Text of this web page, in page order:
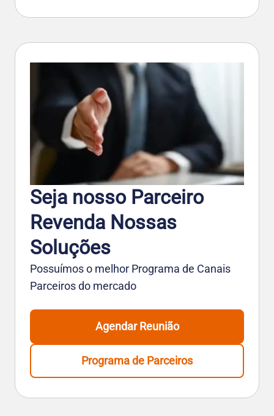
Seja nosso Parceiro
Revenda Nossas
Soluções
Possuímos o melhor Programa de Canais
Parceiros do mercado
Agendar Reunião
Programa de Parceiros